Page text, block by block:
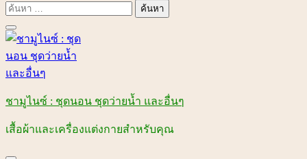
ค้นหา
สำหรับ:
ชามูไนซ์ : ชุดนอน ชุดว่ายน้ำ และอื่นๆ
เสื้อผ้าและเครื่องแต่งกายสำหรับคุณ